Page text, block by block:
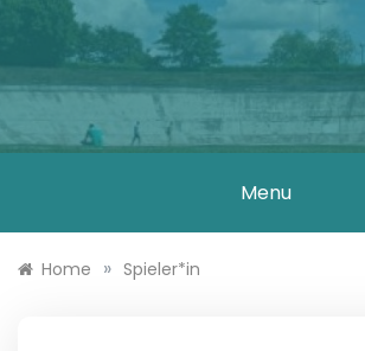
DOUBLE DISC
COURT
Menu
Home » Spieler*in